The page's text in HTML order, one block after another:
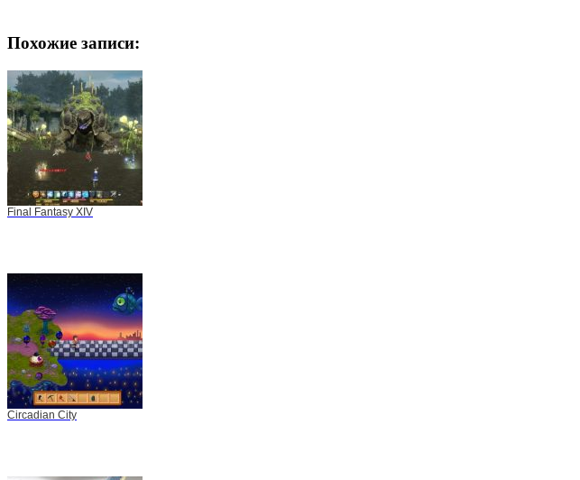
Похожие записи:
Final Fantasy XIV
Circadian City